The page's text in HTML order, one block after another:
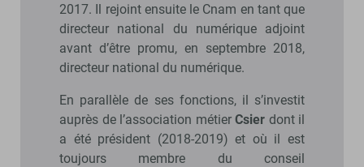
2017. Il rejoint ensuite le Cnam en tant que
directeur national du numérique adjoint
avant d’être promu, en septembre 2018,
directeur national du numérique.
En parallèle de ses fonctions, il s’investit
auprès de l’association métier Csier dont il
a été président (2018-2019) et où il est
toujours membre du conseil